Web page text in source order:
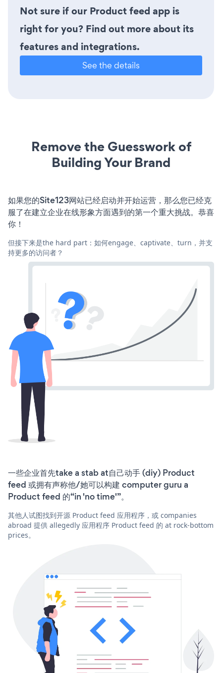
Not sure if our Product feed app is
right for you? Find out more about its
features and integrations.
See the details
Remove the Guesswork of
Building Your Brand
如果您的Site123网站已经启动并开始运营，那么您已经克
服了在建立企业在线形象方面遇到的第一个重大挑战。恭喜
你！
但接下来是the hard part：如何engage、captivate、turn，并支
持更多的访问者？
一些企业首先take a stab at自己动手 (diy) Product
feed 或拥有声称他/她可以构建 computer guru a
Product feed 的“in 'no time'”。
其他人试图找到开源 Product feed 应用程序，或 companies
abroad 提供 allegedly 应用程序 Product feed 的 at rock-bottom
prices。